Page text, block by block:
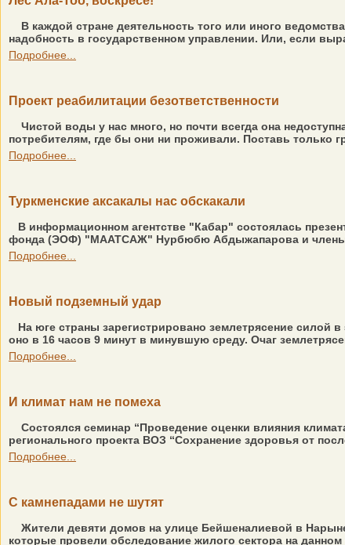
В каждой стране деятельность того или иного
надобность в государственном управлении. Или, если
Подробнее...
Проект реабилитации безответственности
Чистой воды у нас много, но почти всегда она
потребителям, где бы они ни проживали. Поставь только
Подробнее...
Туркменские аксакалы нас обскакали
В информационном агентстве "Кабар" состоялась
фонда (ЭОФ) "МААТСАЖ" Нурбюбю Абдыжапарова и члены
Подробнее...
Новый подземный удар
На юге страны зарегистрировано землетрясение силой
оно в 16 часов 9 минут в минувшую среду. Очаг
Подробнее...
И климат нам не помеха
Состоялся семинар “Проведение оценки влияния
регионального проекта ВОЗ “Сохранение здоровья от
Подробнее...
С камнепадами не шутят
Жители девяти домов на улице Бейшеналиевой в
которые провели обследование жилого сектора на